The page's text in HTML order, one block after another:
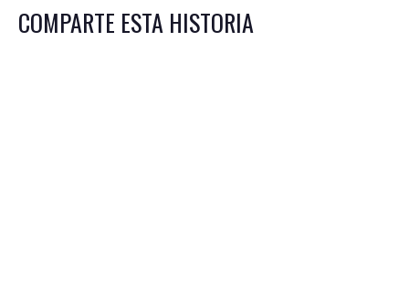
COMPARTE ESTA HISTORIA